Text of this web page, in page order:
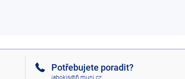
Potřebujete poradit?